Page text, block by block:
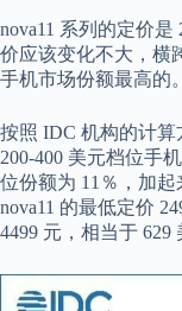
nova11 系列的定价是
价应该变化不大，横
手机市场份额最高的。
按照 IDC 机构的计算
200-400 美元档位手
位份额为 11％，加
nova11 的最低定价
4499 元，相当于 629